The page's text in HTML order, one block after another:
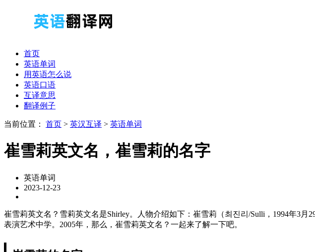
首页
英语单词
用英语怎么说
英语口语
互译意思
翻译例子
当前位置： 首页 > 英汉互译 > 英语单词
崔雪莉英文名，崔雪莉的名字
英语单词
2023-12-23
崔雪莉英文名？雪莉英文名是Shirley。人物介绍如下：崔雪莉（최진리/Sulli，1994年3
表演艺术中学。2005年，那么，崔雪莉英文名？一起来了解一下吧。